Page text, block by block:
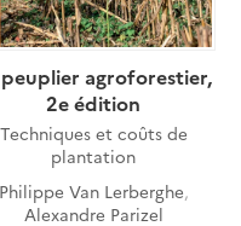
peuplier agroforestier,
2e édition
Techniques et coûts de
plantation
Philippe Van Lerberghe,
Alexandre Parizel